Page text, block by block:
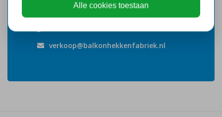
Team Balkonhekkenfabriek helpt u graag.
verkoop@balkonhekkenfabriek.nl
Alle cookies toestaan